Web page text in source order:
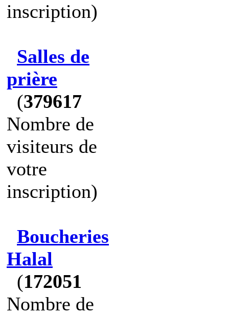
inscription)
Salles de
prière
(379617
Nombre de
visiteurs de
votre
inscription)
Boucheries
Halal
(172051
Nombre de